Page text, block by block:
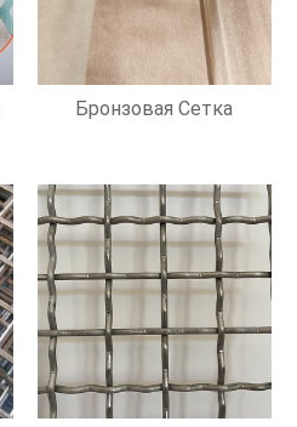
Бронзовая Сетка